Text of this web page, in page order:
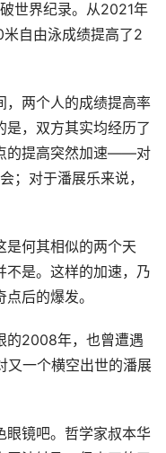
世界纪录。从2021年
自由泳成绩提高了2
，两个人的成绩提高率
是，双方其实均经历了
的提高突然加速——对
；对于潘展乐来说，
是何其相似的两个天
不是。这样的加速，乃
后的爆发。
的2008年，也曾遭遇
又一个横空出世的潘展
眼镜吧。哲学家叔本华